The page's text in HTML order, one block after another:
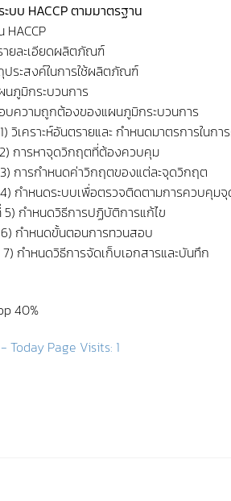
บบ HACCP ตามมาตรฐาน
ยละเอียดผลิตภัณฑ์
ระสงค์ในการใช้ผลิตภัณฑ์
ภูมิกระบวนการ
ความถูกต้องของแผนภูมิกระบวนการ
วิเคราะห์อันตรายและ กำหนดมาตรการในก
การหาจุดวิกฤตที่ต้องควบคุม
การกำหนดค่าวิกฤตของแต่ละจุดวิกฤต
กำหนดระบบเพื่อตรวจติดตามการควบคุ
กำหนดวิธีการปฏิบัติการแก้ไข
กำหนดขั้นตอนการทวนสอบ
กำหนดวิธีการจัดเก็บเอกสารและบันทึก
40%
Today Page Visits: 1